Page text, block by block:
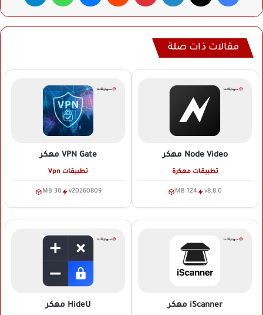
مقالات ذات صلة
Node Video مهكر
تطبيقات مهكرة
v8.8.0
124 MB
VPN Gate مهكر
تطبيقات Vpn
v20260809
30 MB
iScanner مهكر HideU مهكر